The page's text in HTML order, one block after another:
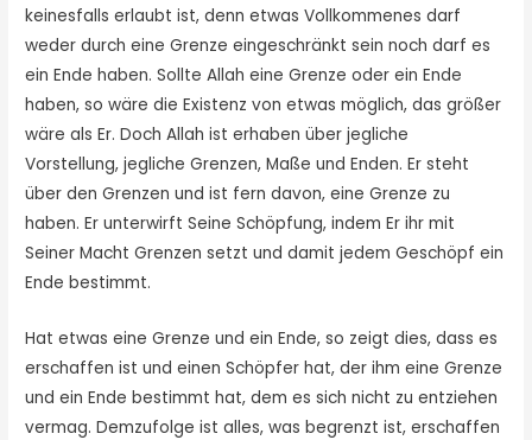
keinesfalls erlaubt ist, denn etwas Vollkommenes darf
weder durch eine Grenze eingeschränkt sein noch darf es
ein Ende haben. Sollte Allah eine Grenze oder ein Ende
haben, so wäre die Existenz von etwas möglich, das größer
wäre als Er. Doch Allah ist erhaben über jegliche
Vorstellung, jegliche Grenzen, Maße und Enden. Er steht
über den Grenzen und ist fern davon, eine Grenze zu
haben. Er unterwirft Seine Schöpfung, indem Er ihr mit
Seiner Macht Grenzen setzt und damit jedem Geschöpf ein
Ende bestimmt.
Hat etwas eine Grenze und ein Ende, so zeigt dies, dass es
erschaffen ist und einen Schöpfer hat, der ihm eine Grenze
und ein Ende bestimmt hat, dem es sich nicht zu entziehen
vermag. Demzufolge ist alles, was begrenzt ist, erschaffen